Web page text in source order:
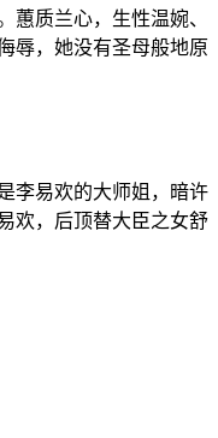
蕙质兰心，生性温婉、
辱，她没有圣母般地原
李易欢的大师姐，暗许
欢，后顶替大臣之女舒